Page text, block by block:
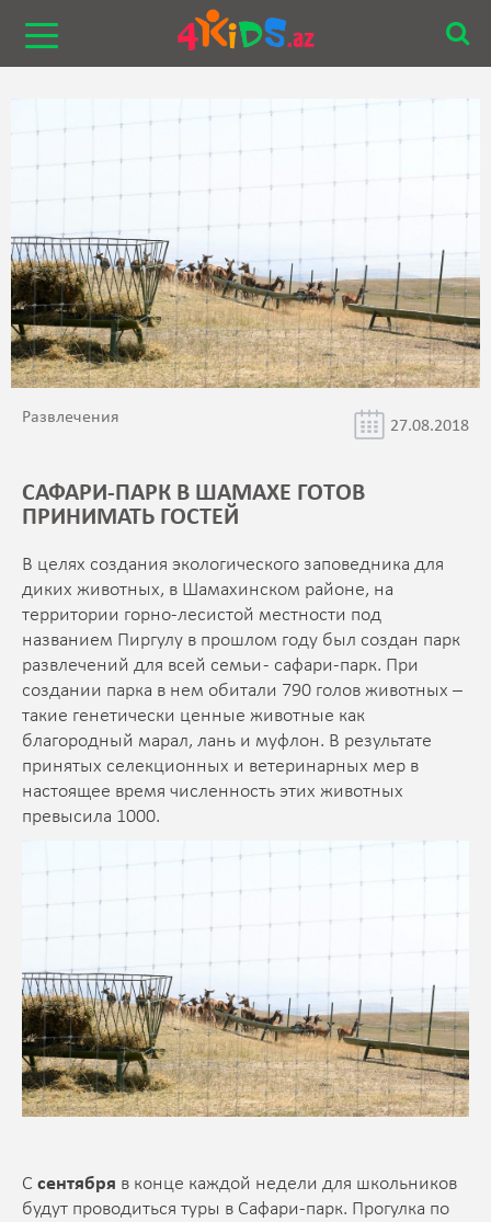
Развлечения 27.08.2018
САФАРИ-ПАРК В ШАМАХЕ ГОТОВ
ПРИНИМАТЬ ГОСТЕЙ
В целях создания экологического заповедника для
диких животных, в Шамахинском районе, на
территории горно-лесистой местности под
названием Пиргулу в прошлом году был создан парк
развлечений для всей семьи - сафари-парк. При
создании парка в нем обитали 790 голов животных –
такие генетически ценные животные как
благородный марал, лань и муфлон. В результате
принятых селекционных и ветеринарных мер в
настоящее время численность этих животных
превысила 1000.
С сентября в конце каждой недели для школьников
будут проводиться туры в Сафари-парк. Прогулка по